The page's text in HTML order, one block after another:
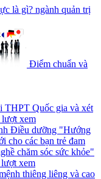
là gì? ngành quản trị
Điểm chuẩn và
THPT Quốc gia và xét
lượt xem
Điều dưỡng "Hướng
cho các bạn trẻ đam
chăm sóc sức khỏe"
xem
thiêng liêng và cao